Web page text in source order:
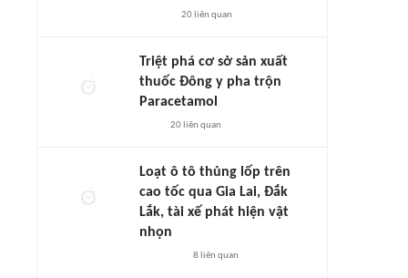
20liên quan
Triệt phá cơ sở sản xuất
thuốc Đông y pha trộn
Paracetamol
20liên quan
Loạt ô tô thủng lốp trên
cao tốc qua Gia Lai, Đắk
Lắk, tài xế phát hiện vật
nhọn
8 liên quan